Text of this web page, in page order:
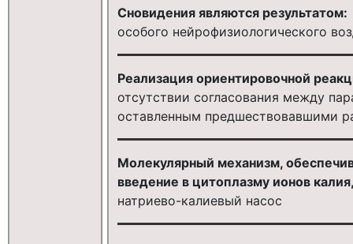
Сновидения являются результатом:
особого нейрофизиологического
Реализация ориентировочной
отсутствии согласования между
оставленным предшествовавшими
Молекулярный механизм,
введение в цитоплазму ионов
натриево-калиевый насос